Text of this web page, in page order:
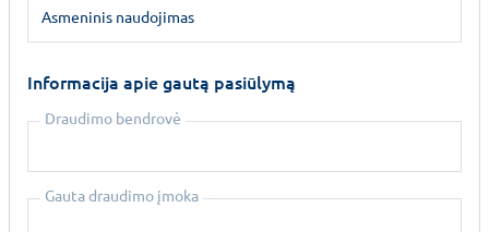
Informacija apie gautą pasiūlymą
Draudimo bendrovė
Gauta draudimo įmoka